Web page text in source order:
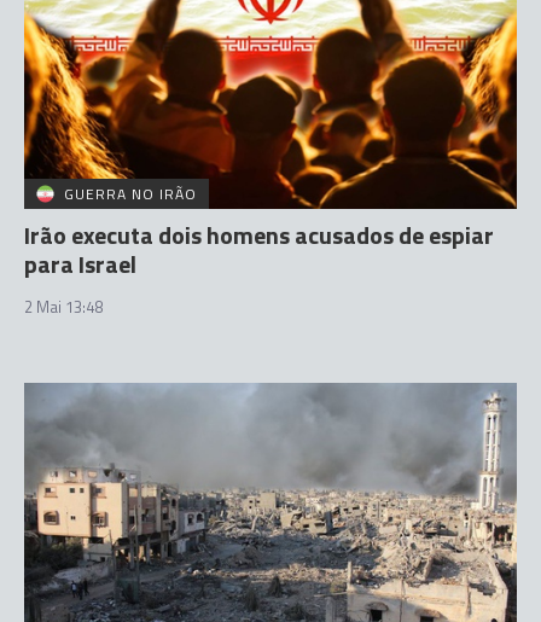
GUERRA NO IRÃO
Irão executa dois homens acusados de espiar
para Israel
2 Mai 13:48